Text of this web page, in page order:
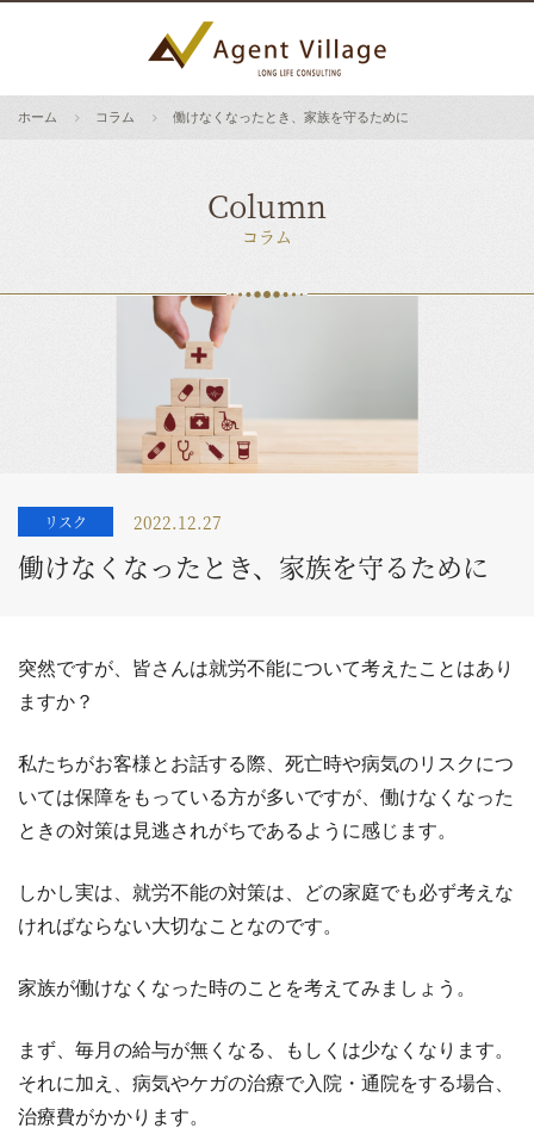
ホーム コラム 働けなくなったとき、家族を守るために
Column
コラム
リスク 2022.12.27
働けなくなったとき、家族を守るために
突然ですが、皆さんは就労不能について考えたことはあり
ますか？
私たちがお客様とお話する際、死亡時や病気のリスクにつ
いては保障をもっている方が多いですが、働けなくなった
ときの対策は見逃されがちであるように感じます。
しかし実は、就労不能の対策は、どの家庭でも必ず考えな
ければならない大切なことなのです。
家族が働けなくなった時のことを考えてみましょう。
まず、毎月の給与が無くなる、もしくは少なくなります。
それに加え、病気やケガの治療で入院・通院をする場合、
治療費がかかります。